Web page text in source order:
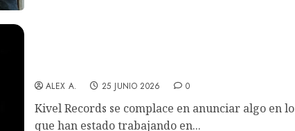
ALEX A. 25 JUNIO 2026 0
Kivel Records se complace en anunciar algo en lo
que han estado trabajando en...